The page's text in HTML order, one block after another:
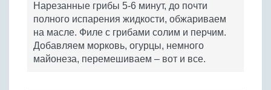
Нарезанные грибы 5-6 минут, до почти
полного испарения жидкости, обжариваем
на масле. Филе с грибами солим и перчим.
Добавляем морковь, огурцы, немного
майонеза, перемешиваем – вот и все.